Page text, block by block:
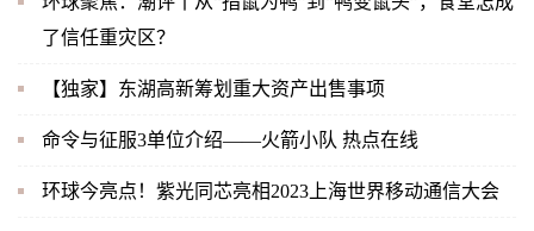
了信任重灾区？
【独家】东湖高新筹划重大资产出售事项
命令与征服3单位介绍——火箭小队 热点在线
环球今亮点！紫光同芯亮相2023上海世界移动通信大会